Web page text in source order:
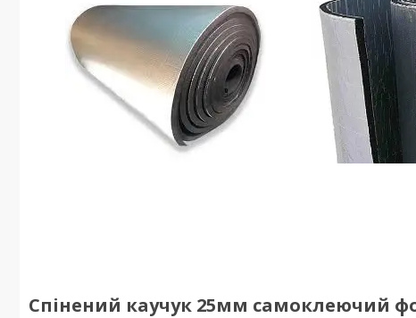
Спінений каучук 25мм самоклеючий